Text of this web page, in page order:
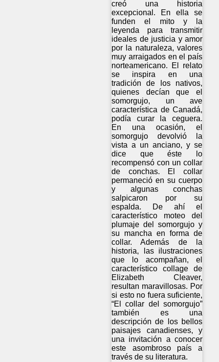
creó una historia
excepcional. En ella se
funden el mito y la
leyenda para transmitir
ideales de justicia y amor
por la naturaleza, valores
muy arraigados en el país
norteamericano. El relato
se inspira en una
tradición de los nativos,
quienes decían que el
somorgujo, un ave
característica de Canadá,
podía curar la ceguera.
En una ocasión, el
somorgujo devolvió la
vista a un anciano, y se
dice que éste lo
recompensó con un collar
de conchas. El collar
permaneció en su cuerpo
y algunas conchas
salpicaron por su
espalda. De ahí el
característico moteo del
plumaje del somorgujo y
su mancha en forma de
collar. Además de la
historia, las ilustraciones
que lo acompañan, el
característico collage de
Elizabeth Cleaver,
resultan maravillosas. Por
si esto no fuera suficiente,
“El collar del somorgujo”
también es una
descripción de los bellos
paisajes canadienses, y
una invitación a conocer
este asombroso país a
través de su literatura.